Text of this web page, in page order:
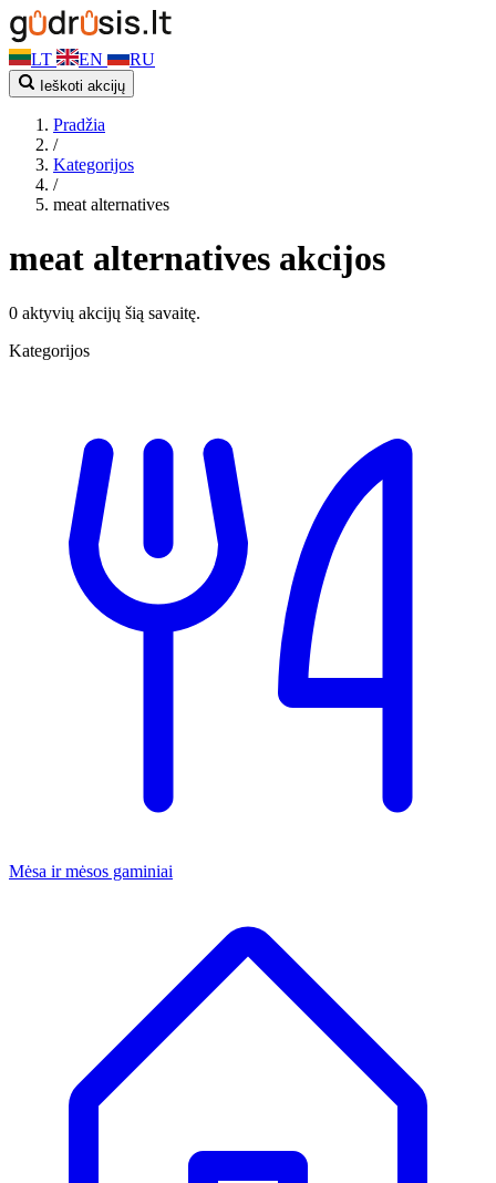
LT EN RU
Ieškoti akcijų
Pradžia
/
Kategorijos
/
meat alternatives
meat alternatives akcijos
0 aktyvių akcijų šią savaitę.
Kategorijos
Mėsa ir mėsos gaminiai